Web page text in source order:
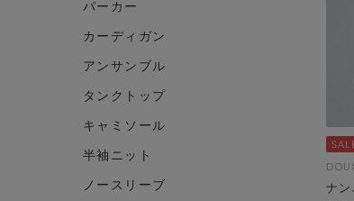
パーカー
カーディガン
アンサンブル
タンクトップ
キャミソール
半袖ニット
ノースリーブ
ナン